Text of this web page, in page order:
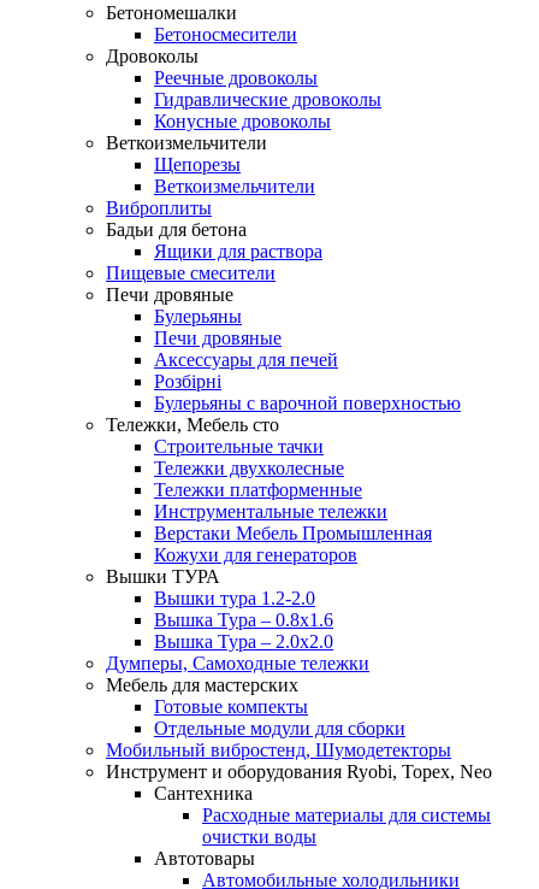
Бетономешалки
Бетоносмесители
Дровоколы
Реечные дровоколы
Гидравлические дровоколы
Конусные дровоколы
Веткоизмельчители
Щепорезы
Веткоизмельчители
Виброплиты
Бадьи для бетона
Ящики для раствора
Пищевые смесители
Печи дровяные
Булерьяны
Печи дровяные
Аксессуары для печей
Розбірні
Булерьяны с варочной поверхностью
Тележки, Мебель сто
Строительные тачки
Тележки двухколесные
Тележки платформенные
Инструментальные тележки
Верстаки Мебель Промышленная
Кожухи для генераторов
Вышки ТУРА
Вышки тура 1.2-2.0
Вышка Тура – 0.8х1.6
Вышка Тура – 2.0х2.0
Думперы, Самоходные тележки
Мебель для мастерских
Готовые компекты
Отдельные модули для сборки
Мобильный вибростенд, Шумодетекторы
Инструмент и оборудования Ryobi, Topex, Neo
Сантехника
Расходные материалы для системы
очистки воды
Автотовары
Автомобильные холодильники